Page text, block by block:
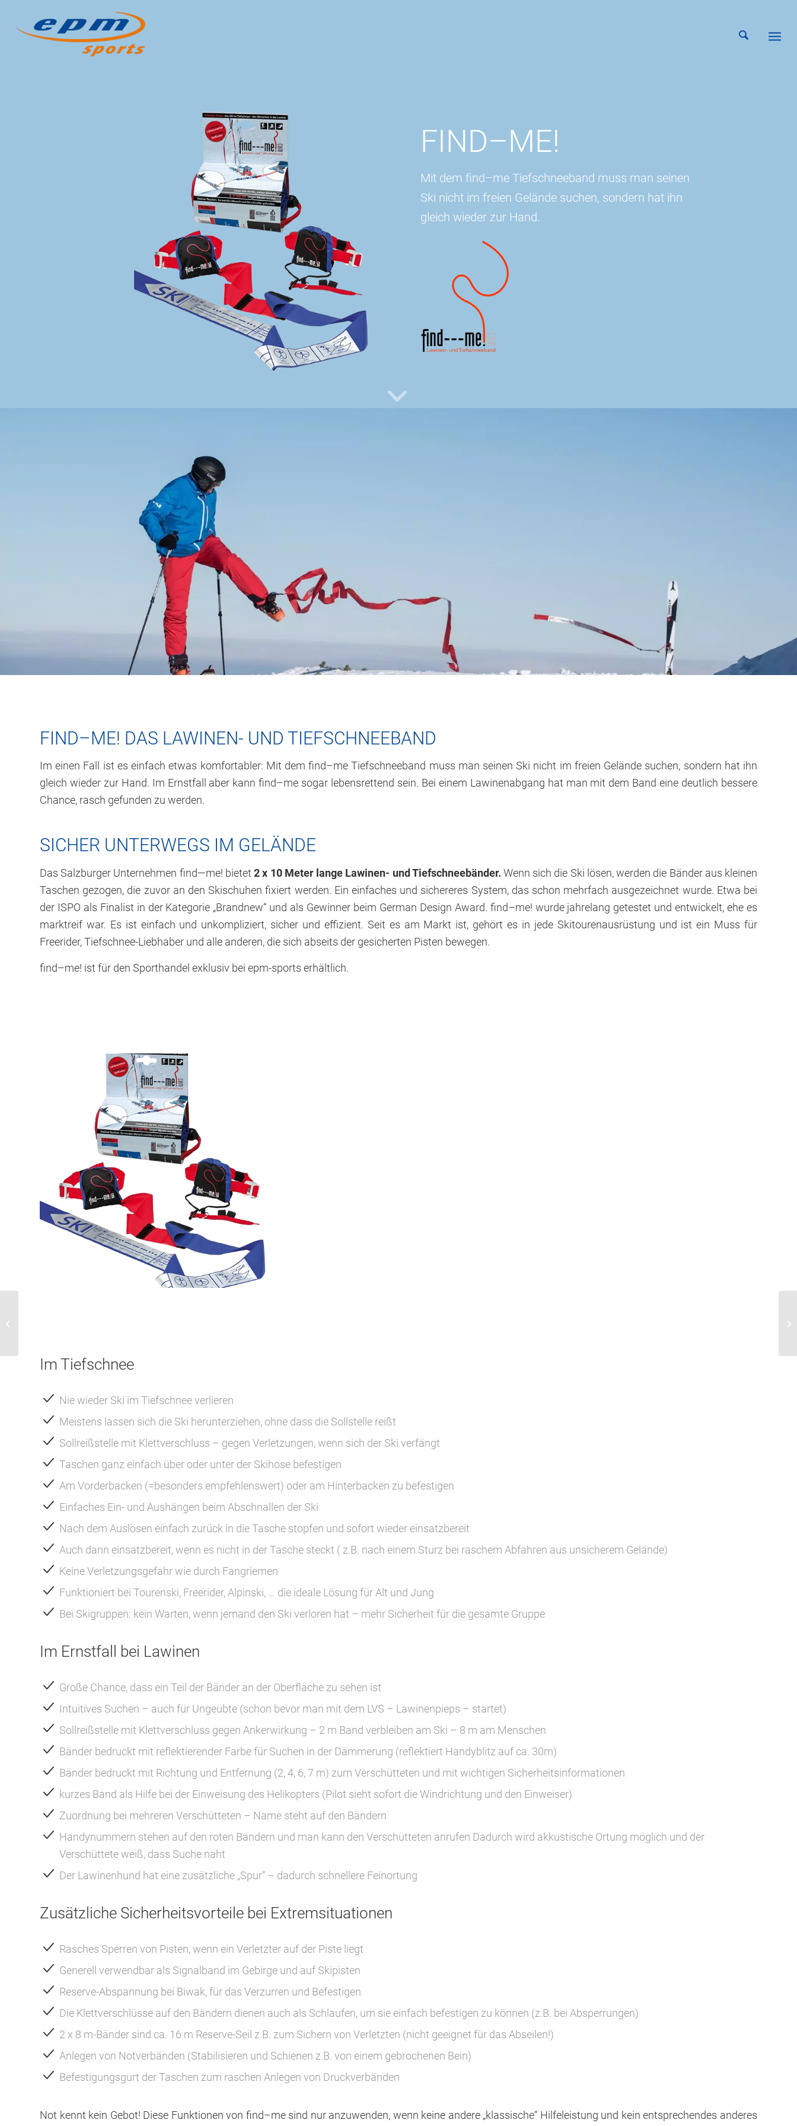
FIND–ME!
Mit dem find–me Tiefschneeband muss man seinen
Ski nicht im freien Gelände suchen, sondern hat ihn
gleich wieder zur Hand.
FIND–ME! DAS LAWINEN- UND TIEFSCHNEEBAND
Im einen Fall ist es einfach etwas komfortabler: Mit dem find–me Tiefschneeband muss man seinen Ski nicht im freien Gelände suchen, sondern hat ihn
gleich wieder zur Hand. Im Ernstfall aber kann find–me sogar lebensrettend sein. Bei einem Lawinenabgang hat man mit dem Band eine deutlich bessere
Chance, rasch gefunden zu werden.
SICHER UNTERWEGS IM GELÄNDE
Das Salzburger Unternehmen find—me! bietet2 x 10 Meter lange Lawinen- und Tiefschneebänder. Wenn sich die Ski lösen, werden die Bänder aus kleinen
Taschen gezogen, die zuvor an den Skischuhen fixiert werden. Ein einfaches und sichereres System, das schon mehrfach ausgezeichnet wurde. Etwa bei
der ISPO als Finalist in der Kategorie „Brandnew“ und als Gewinner beim German Design Award. find–me! wurde jahrelang getestet und entwickelt, ehe es
marktreif war. Es ist einfach und unkompliziert, sicher und effizient. Seit es am Markt ist, gehört es in jede Skitourenausrüstung und ist ein Muss für
Freerider, Tiefschnee-Liebhaber und alle anderen, die sich abseits der gesicherten Pisten bewegen.
find–me! ist für den Sporthandel exklusiv bei epm-sports erhältlich.
Im Tiefschnee
Nie wieder Ski im Tiefschnee verlieren
Meistens lassen sich die Ski herunterziehen, ohne dass die Sollstelle reißt
Sollreißstelle mit Klettverschluss – gegen Verletzungen, wenn sich der Ski verfängt
Taschen ganz einfach über oder unter der Skihose befestigen
Am Vorderbacken (=besonders empfehlenswert) oder am Hinterbacken zu befestigen
Einfaches Ein- und Aushängen beim Abschnallen der Ski
Nach dem Auslösen einfach zurück in die Tasche stopfen und sofort wieder einsatzbereit
Auch dann einsatzbereit, wenn es nicht in der Tasche steckt ( z.B. nach einem Sturz bei raschem Abfahren aus unsicherem Gelände)
Keine Verletzungsgefahr wie durch Fangriemen
Funktioniert bei Tourenski, Freerider, Alpinski, … die ideale Lösung für Alt und Jung
Bei Skigruppen: kein Warten, wenn jemand den Ski verloren hat – mehr Sicherheit für die gesamte Gruppe
Im Ernstfall bei Lawinen
Große Chance, dass ein Teil der Bänder an der Oberfläche zu sehen ist
Intuitives Suchen – auch für Ungeübte (schon bevor man mit dem LVS – Lawinenpieps – startet)
Sollreißstelle mit Klettverschluss gegen Ankerwirkung – 2 m Band verbleiben am Ski – 8 m am Menschen
Bänder bedruckt mit reflektierender Farbe für Suchen in der Dämmerung (reflektiert Handyblitz auf ca. 30m)
Bänder bedruckt mit Richtung und Entfernung (2, 4, 6, 7 m) zum Verschütteten und mit wichtigen Sicherheitsinformationen
kurzes Band als Hilfe bei der Einweisung des Helikopters (Pilot sieht sofort die Windrichtung und den Einweiser)
Zuordnung bei mehreren Verschütteten – Name steht auf den Bändern
Handynummern stehen auf den roten Bändern und man kann den Verschütteten anrufen Dadurch wird akkustische Ortung möglich und der
Verschüttete weiß, dass Suche naht
Der Lawinenhund hat eine zusätzliche „Spur“ – dadurch schnellere Feinortung
Zusätzliche Sicherheitsvorteile bei Extremsituationen
Rasches Sperren von Pisten, wenn ein Verletzter auf der Piste liegt
Generell verwendbar als Signalband im Gebirge und auf Skipisten
Reserve-Abspannung bei Biwak, für das Verzurren und Befestigen
Die Klettverschlüsse auf den Bändern dienen auch als Schlaufen, um sie einfach befestigen zu können (z.B. bei Absperrungen)
2 x 8 m-Bänder sind ca. 16 m Reserve-Seil z.B. zum Sichern von Verletzten (nicht geeignet für das Abseilen!)
Anlegen von Notverbänden (Stabilisieren und Schienen z.B. von einem gebrochenen Bein)
Befestigungsgurt der Taschen zum raschen Anlegen von Druckverbänden
Not kennt kein Gebot! Diese Funktionen von find–me sind nur anzuwenden, wenn keine andere „klassische“ Hilfeleistung und kein entsprechendes anderes